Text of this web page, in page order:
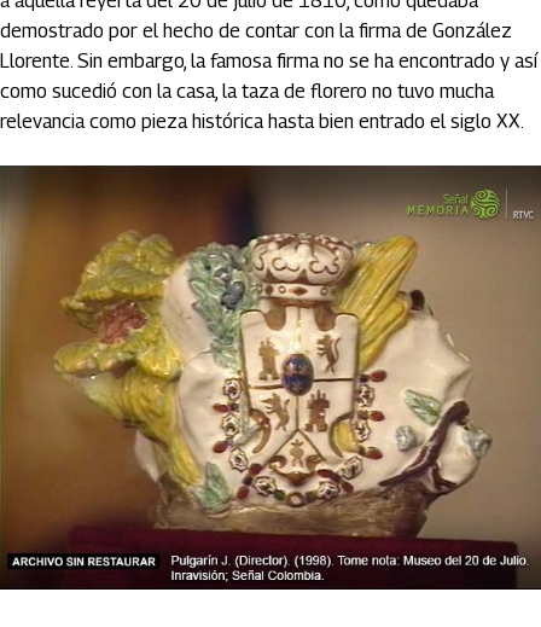
demostrado por el hecho de contar con la firma de González
Llorente. Sin embargo, la famosa firma no se ha encontrado y así
como sucedió con la casa, la taza de florero no tuvo mucha
relevancia como pieza histórica hasta bien entrado el siglo XX.